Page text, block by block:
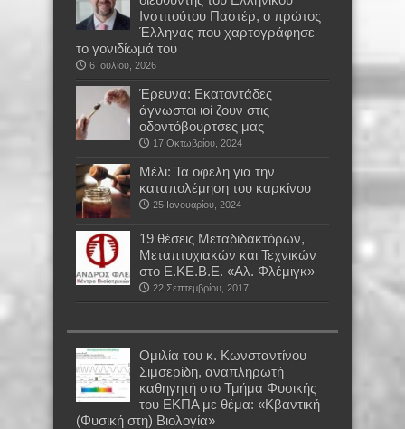
Ινστιτούτου Παστέρ, ο πρώτος
Έλληνας που χαρτογράφησε
το γονιδίωμά του
6 Ιουλίου, 2026
Έρευνα: Εκατοντάδες
άγνωστοι ιοί ζουν στις
οδοντόβουρτσες μας
17 Οκτωβρίου, 2024
Mέλι: Τα οφέλη για την
καταπολέμηση του καρκίνου
25 Ιανουαρίου, 2024
19 θέσεις Μεταδιδακτόρων,
Μεταπτυχιακών και Τεχνικών
στο Ε.ΚΕ.Β.Ε. «Αλ. Φλέμιγκ»
22 Σεπτεμβρίου, 2017
Oμιλία του κ. Κωνσταντίνου
Σιμσερίδη, αναπληρωτή
καθηγητή στο Τμήμα Φυσικής
του ΕΚΠΑ με θέμα: «Κβαντική
(Φυσική στη) Βιολογία»